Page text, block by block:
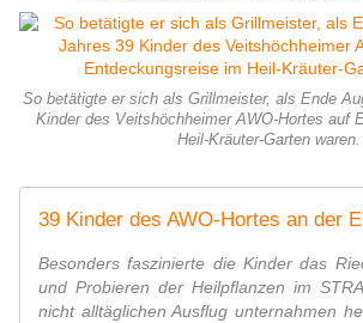
So betätigte er sich als Grillmeister, als Ende
Kinder des Veitshöchheimer AWO-Hortes auf
Heil-Kräuter-Garten waren.
Besonders faszinierte die Kinder das
und Probieren der Heilpflanzen im
nicht alltäglichen Ausflug unternahmen